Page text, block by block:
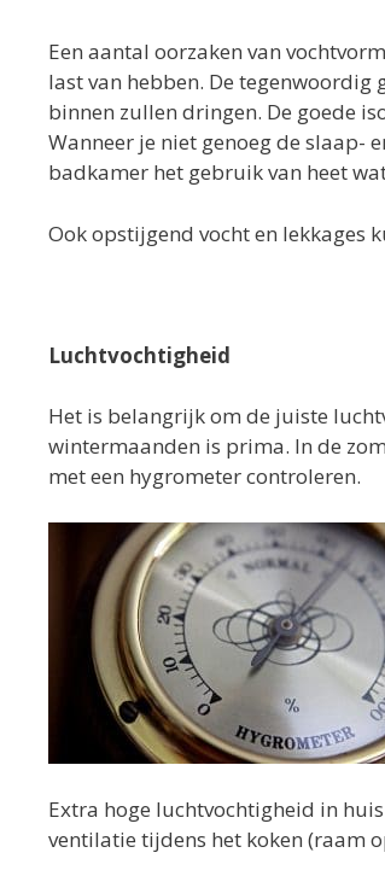
Een aantal oorzaken van
last van hebben. De tegenwoordig
binnen zullen dringen. De goede
Wanneer je niet genoeg de slaap-
badkamer het gebruik van heet
Ook opstijgend vocht en lekkages
Luchtvochtigheid
Het is belangrijk om de juiste
wintermaanden is prima. In de
met een hygrometer controleren.
Extra hoge luchtvochtigheid in
ventilatie tijdens het koken (raam